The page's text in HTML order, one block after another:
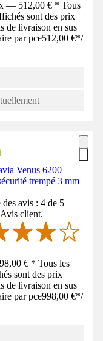
— 512,00 € * Tous
sont des prix
de livraison en sus
par pce512,00 €*/
Venus 6200
trempé 3 mm
avis : 4 de 5
client.
€ * Tous les
sont des prix
de livraison en sus
par pce998,00 €*/